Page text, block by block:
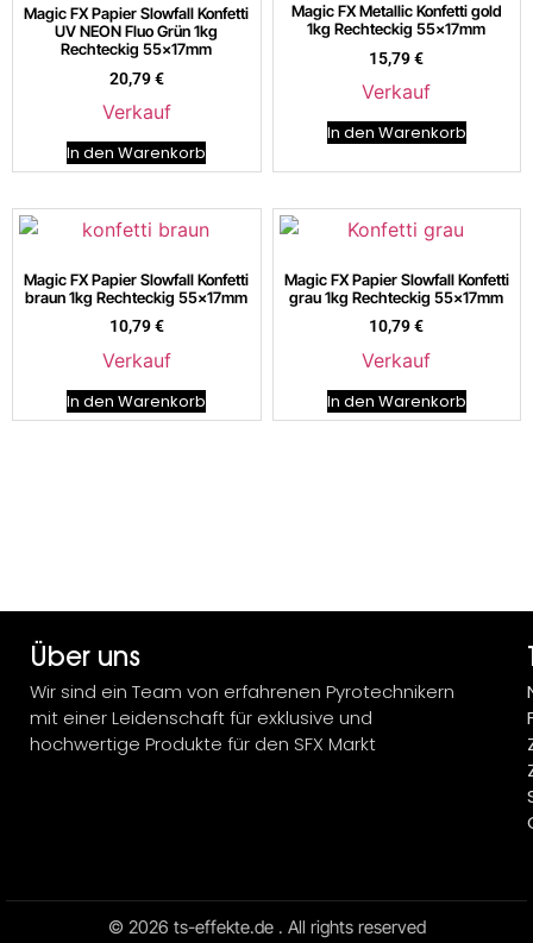
Magic FX Papier Slowfall Konfetti
UV NEON Fluo Grün 1kg
Rechteckig 55x17mm
20,79€
Verkauf
In den Warenkorb
Magic FX Metallic Konfetti gold
1kg Rechteckig 55x17mm
15,79€
Verkauf
In den Warenkorb
Magic FX Papier Slowfall Konfetti
braun 1kg Rechteckig 55x17mm
10,79€
Verkauf
In den Warenkorb
Magic FX Papier Slowfall Konfetti
grau 1kg Rechteckig 55x17mm
10,79€
Verkauf
In den Warenkorb
Über uns
Wir sind ein Team von erfahrenen Pyrotechnikern
mit einer Leidenschaft für exklusive und
hochwertige Produkte für den SFX Markt
© 2026 ts-effekte.de . All rights reserved